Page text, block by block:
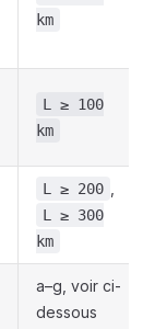
km
L ≥ 100
km
L ≥ 200
L ≥ 300
km
a–g, voir ci-
dessous